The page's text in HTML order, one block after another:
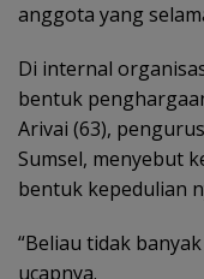
anggota yang
Di internal
bentuk
Arivai (63),
Sumsel, menyebut
bentuk kepedulian
“Beliau tidak
ucapnya.